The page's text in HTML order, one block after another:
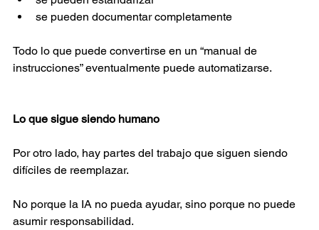
se pueden documentar completamente
Todo lo que puede convertirse en un “manual de
instrucciones” eventualmente puede automatizarse.
Lo que sigue siendo humano
Por otro lado, hay partes del trabajo que siguen siendo
difíciles de reemplazar.
No porque la IA no pueda ayudar, sino porque no puede
asumir responsabilidad.